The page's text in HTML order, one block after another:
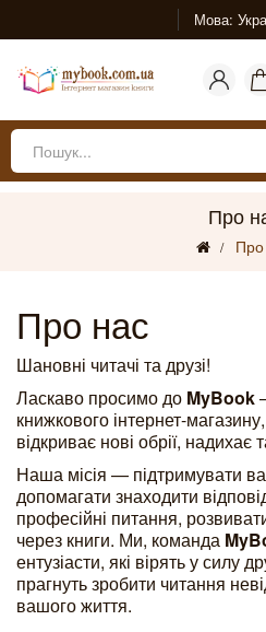
Мова
Про
Про нас
Шановні читачі та друзі!
Ласкаво просимо до MyBook
книжкового інтернет-
відкриває нові обрії, надихає
Наша місія — підтримувати
допомагати знаходити
професійні питання,
через книги. Ми, команда
ентузіасти, які вірять у силу
прагнуть зробити читання
вашого життя.